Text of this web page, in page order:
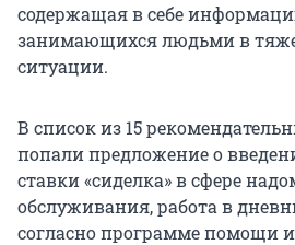
содержащая в себе
занимающихся людьми в
ситуации.
В список из 15
попали предложение о
ставки «сиделка» в сфере
обслуживания, работа в
согласно программе помощи